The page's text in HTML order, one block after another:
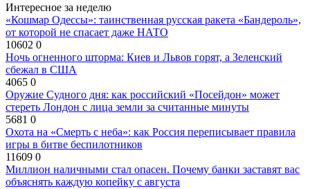
Интересное за неделю
«Кошмар Одессы»: таинственная русская ракета «Бандероль»,
от которой не спасает даже НАТО
10602 0
Ночь огненного шторма: Киев и Львов горят, а Зеленский
сбежал в США
4065 0
Оружие Судного дня: как российский «Посейдон» может
стереть Лондон с лица земли за считанные минуты
5681 0
Охота на «Смерть с неба»: как Россия переписывает правила
игры в битве беспилотников
11609 0
Миллион наличными стал опасен. Почему банки заставят вас
объяснять каждую копейку с августа